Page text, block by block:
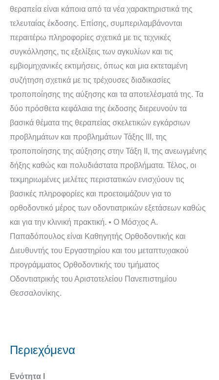
θεραπεία είναι κάποια από τα νέα χαρακτηριστικά της
τελευταίας έκδοσης. Επίσης, συμπεριλαμβάνονται
περαιτέρω πληροφορίες σχετικά με τις τεχνικές
συγκόλλησης, τις εξελίξεις των αγκυλίων και τις
εμβιομηχανικές εκτιμήσεις, όπως και μια εκτεταμένη
συζήτηση σχετικά με τις τρέχουσες διαδικασίες
τροποποίησης της αύξησης και τα αποτελέσματά της. Τα
δύο πρόσθετα κεφάλαια της έκδοσης διερευνούν τα
βασικά θέματα της θεραπείας σκελετικών εγκάρσιων
προβλημάτων και προβλημάτων Τάξης ΙΙΙ, της
τροποποίησης της αύξησης στην Τάξη ΙΙ, της ανεωγμένης
δήξης καθώς και πολυδιάστατα προβλήματα. Τέλος, οι
τεκμηριωμένες μελέτες περιστατικών ενισχύουν τις
βασικές πληροφορίες και προετοιμάζουν για το
ορθοδοντικό μέρος των οδοντιατρικών εξετάσεων καθώς
και για την κλινική πρακτική. • Ο Μόσχος Α.
Παπαδόπουλος είναι Καθηγητής Ορθοδοντικής και
Διευθυντής του Εργαστηρίου και του μεταπτυχιακού
προγράμματος Ορθοδοντικής του τμήματος
Οδοντιατρικής του Αριστοτελείου Πανεπιστημίου
Θεσσαλονίκης.
Περιεχόμενα
Ενότητα Ι